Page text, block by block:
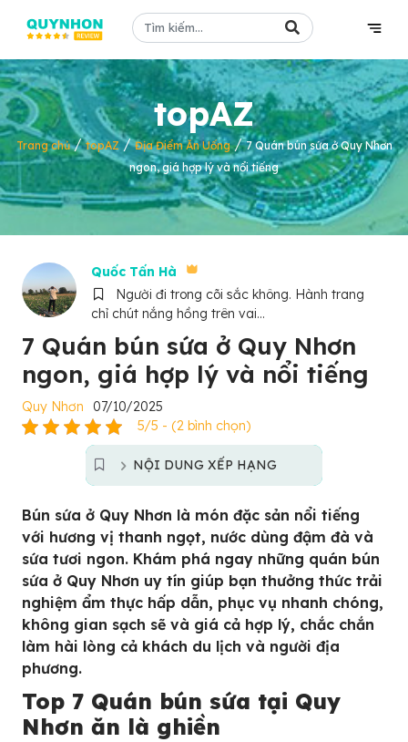
topAZ
Trang chủ/topAZ/Địa Điểm Ăn Uống/7 Quán bún sứa ở Quy Nhơn
ngon, giá hợp lý và nổi tiếng
Quốc Tấn Hà
Người đi trong cõi sắc không. Hành trang
chỉ chút nắng hồng trên vai...
7 Quán bún sứa ở Quy Nhơn
ngon, giá hợp lý và nổi tiếng
Quy Nhơn
07/10/2025
5/5 - (2 bình chọn)
NỘI DUNG XẾP HẠNG
Bún sứa ở Quy Nhơn là món đặc sản nổi tiếng
với hương vị thanh ngọt, nước dùng đậm đà và
sứa tươi ngon. Khám phá ngay những quán bún
sứa ở Quy Nhơn uy tín giúp bạn thưởng thức trải
nghiệm ẩm thực hấp dẫn, phục vụ nhanh chóng,
không gian sạch sẽ và giá cả hợp lý, chắc chắn
làm hài lòng cả khách du lịch và người địa
phương.
Top 7 Quán bún sứa tại Quy
Nhơn ăn là ghiền